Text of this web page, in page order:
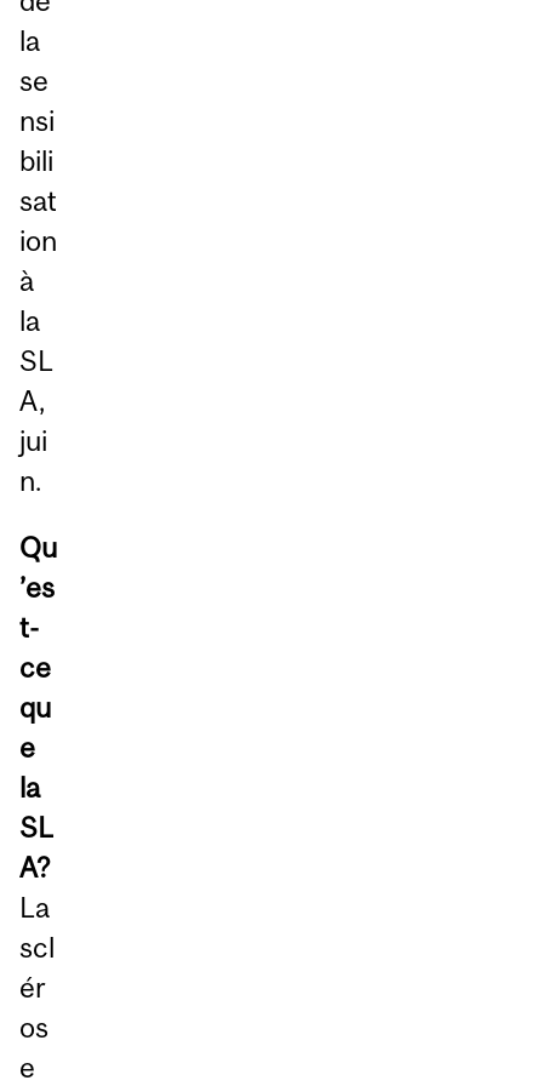
la
se
nsi
bili
sat
ion
à
la
SL
A,
jui
n.
Qu
’es
t-
ce
qu
e
la
SL
A?
La
scl
ér
os
e